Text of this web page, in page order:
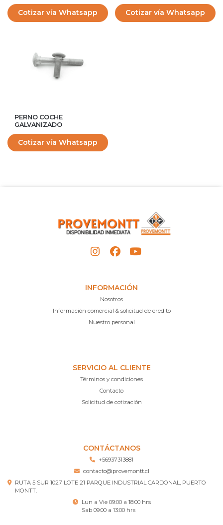
Cotizar vía Whatsapp Cotizar vía Whatsapp
PERNO COCHE
GALVANIZADO
Cotizar vía Whatsapp
INFORMACIÓN
Nosotros
Información comercial & solicitud de credito
Nuestro personal
SERVICIO AL CLIENTE
Términos y condiciones
Contacto
Solicitud de cotización
CONTÁCTANOS
+56937313881
contacto@provemontt.cl
RUTA 5 SUR 1027 LOTE 21 PARQUE INDUSTRIAL CARDONAL, PUERTO
MONTT.
Lun a Vie 09:00 a 18:00 hrs
Sab 09:00 a 13:00 hrs